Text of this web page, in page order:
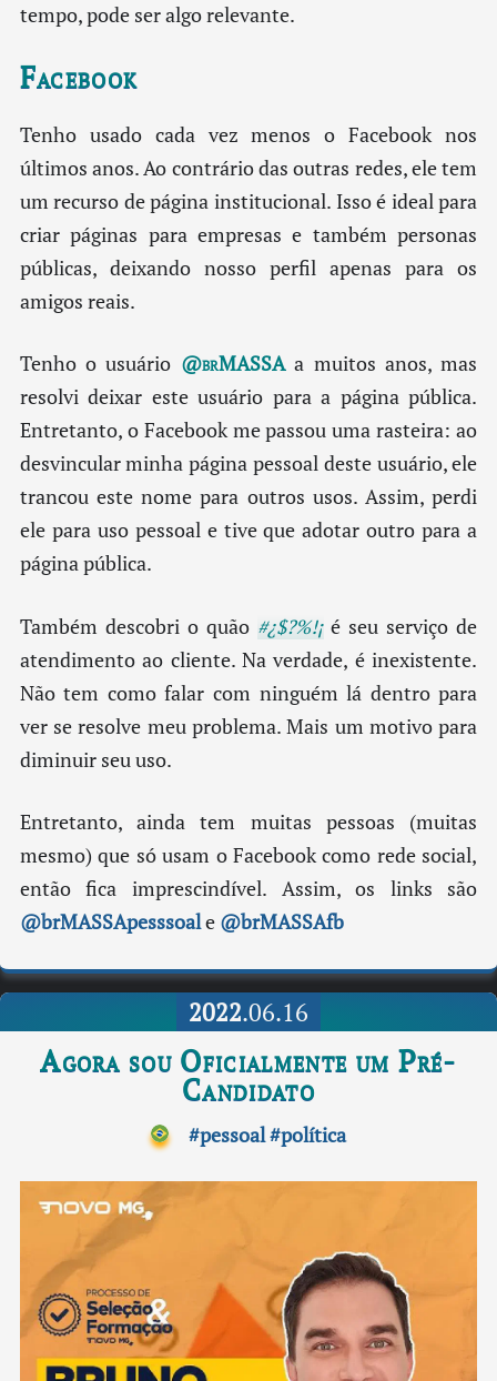
tempo, pode ser algo relevante.
Facebook
Tenho usado cada vez menos o Facebook nos
últimos anos. Ao contrário das outras redes, ele tem
um recurso de página institucional. Isso é ideal para
criar páginas para empresas e também personas
públicas, deixando nosso perfil apenas para os
amigos reais.
Tenho o usuário @brMASSAa muitos anos, mas
resolvi deixar este usuário para a página pública.
Entretanto, o Facebook me passou uma rasteira: ao
desvincular minha página pessoal deste usuário, ele
trancou este nome para outros usos. Assim, perdi
ele para uso pessoal e tive que adotar outro para a
página pública.
Também descobri o quão #¿$?%!¡é seu serviço de
atendimento ao cliente. Na verdade, é inexistente.
Não tem como falar com ninguém lá dentro para
ver se resolve meu problema. Mais um motivo para
diminuir seu uso.
Entretanto, ainda tem muitas pessoas (muitas
mesmo) que só usam o Facebook como rede social,
então fica imprescindível. Assim, os links são
@brMASSApesssoale @brMASSAfb
2022.06.16
Agora sou Oficialmente um Pré-
Candidato
#pessoal#política